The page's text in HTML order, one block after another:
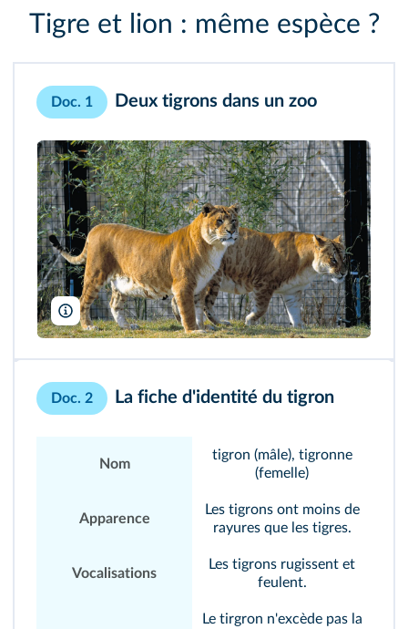
Tigre et lion : même espèce ?
Doc. 1 Deux tigrons dans un zoo
Ann & Steve Toon/Photoshot/Biosphoto
Doc. 2 La fiche d'identité du tigron
Nom
tigron (mâle), tigronne
(femelle)
Apparence
Les tigrons ont moins de
rayures que les tigres.
Vocalisations
Les tigrons rugissent et
feulent.
Le tirgron n'excède pas la